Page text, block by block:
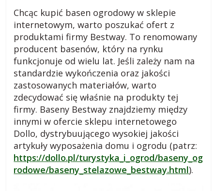
b
o
g
c
z
Chcąc kupić basen ogrodowy w sklepie
internetowym, warto poszukać ofert z
produktami firmy Bestway. To renomowany
producent basenów, który na rynku
funkcjonuje od wielu lat. Jeśli zależy nam na
standardzie wykończenia oraz jakości
zastosowanych materiałów, warto
zdecydować się właśnie na produkty tej
firmy. Baseny Bestway znajdziemy między
innymi w ofercie sklepu internetowego
Dollo, dystrybuującego wysokiej jakości
artykuły wyposażenia domu i ogrodu (patrz:
https://dollo.pl/turystyka_i_ogrod/baseny_og
rodowe/baseny_stelazowe_bestway.html).